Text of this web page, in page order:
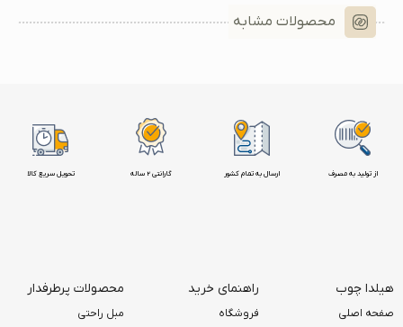
محصولات مشابه
تحویل سریع کالا گارانتی 2 ساله ارسال به تمام کشور از تولید به مصرف
هیلدا چوب
صفحه اصلی
راهنمای خرید
فروشگاه
محصولات پرطرفدار
مبل راحتی